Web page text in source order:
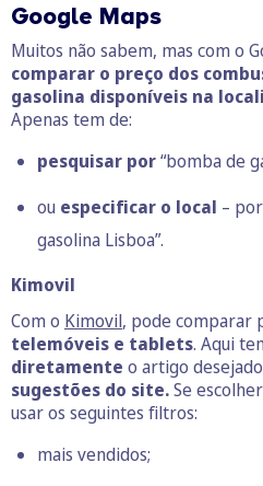
Google Maps
Muitos não sabem, mas com o
comparar o preço dos
gasolina disponíveis na
Apenas tem de:
pesquisar por“bomba de
ou especificar o local –
gasolina Lisboa”.
Kimovil
Com o Kimovil, pode comparar
telemóveis e tablets. Aqui
diretamente o artigo
sugestões do site.Se
usar os seguintes filtros:
mais vendidos;